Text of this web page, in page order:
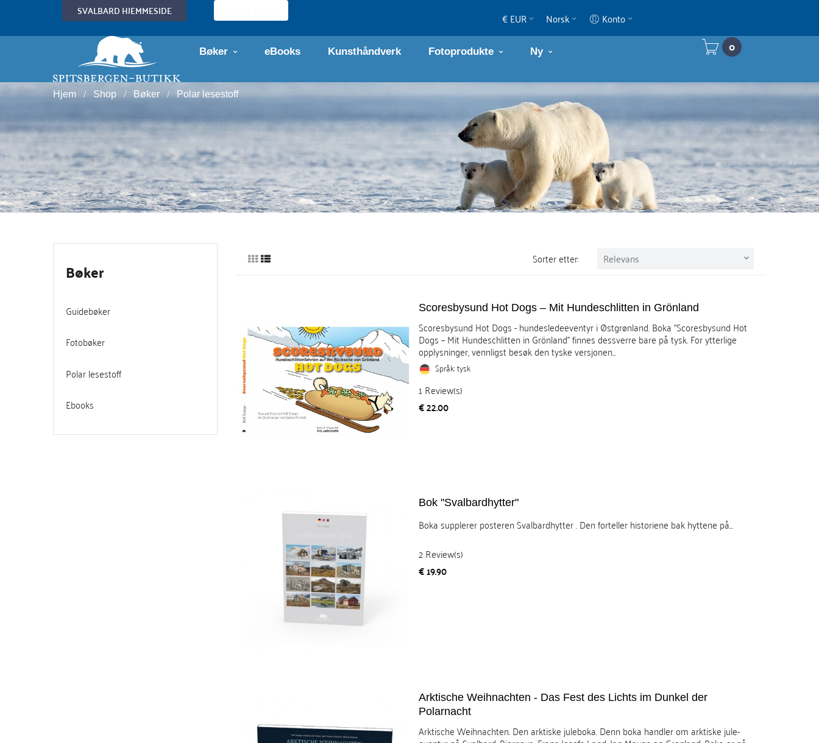
SVALBARD HJEMMESIDE € EUR Norsk Konto
Bøker eBooks Kunsthåndverk Fotoprodukte Ny 0
Hjem Shop Bøker Polar lesestoff
Bøker
Guidebøker
Fotobøker
Polar lesestoff
Ebooks
Sorter etter: Relevans 
Scoresbysund Hot Dogs – Mit Hundeschlitten in Grönland
Scoresbysund Hot Dogs - hundesledeeventyr i Østgrønland. Boka "Scoresbysund Hot
Dogs – Mit Hundeschlitten in Grönland" finnes dessverre bare på tysk. For ytterlige
opplysninger, vennligst besøk den tyske versjonen...
Språk: tysk
1 Review(s)
Pris
€ 22.00
Bok "Svalbardhytter"
Boka supplerer posteren Svalbardhytter . Den forteller historiene bak hyttene på...
2Review(s)
Pris
€ 19.90
Arktische Weihnachten - Das Fest des Lichts im Dunkel der
Polarnacht
Arktische Weihnachten. Den arktiske juleboka. Denn boka handler om arktiske jule-